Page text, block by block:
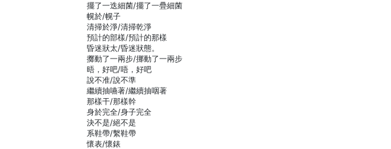
擺了一迭細菌/擺了一疊細菌
幌於/幌子
清掃於淨/清掃乾淨
預計的部樣/預計的那樣
昏迷狀太/昏迷狀態。
擲動了一兩步/挪動了一兩步
晤，好吧/唔，好吧
說不准/說不準
繼續抽嚥著/繼續抽咽著
那樣干/那樣幹
身於完全/身子完全
決不是/絕不是
系鞋帶/繫鞋帶
懷表/懷錶